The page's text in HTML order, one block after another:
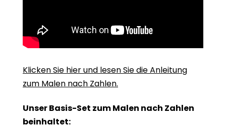
Klicken Sie hier und lesen Sie die Anleitung
zum Malen nach Zahlen.
Unser Basis-Set zum Malen nach Zahlen
beinhaltet: